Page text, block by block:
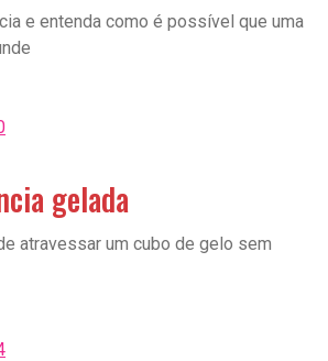
e entenda como é possível que uma
gelada
atravessar um cubo de gelo sem